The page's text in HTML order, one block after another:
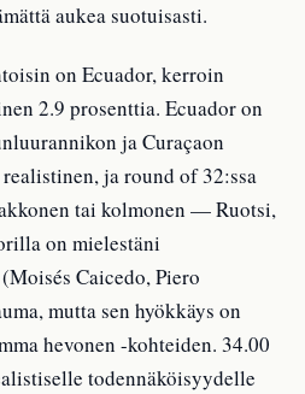
aukea suotuisasti.
on Ecuador, kerroin
2.9 prosenttia. Ecuador on
ja Curaçaon
ja round of 32:ssa
tai kolmonen — Ruotsi,
on mielestäni
Caicedo, Piero
mutta sen hyökkäys on
hevonen -kohteiden. 34.00
todennäköisyydelle